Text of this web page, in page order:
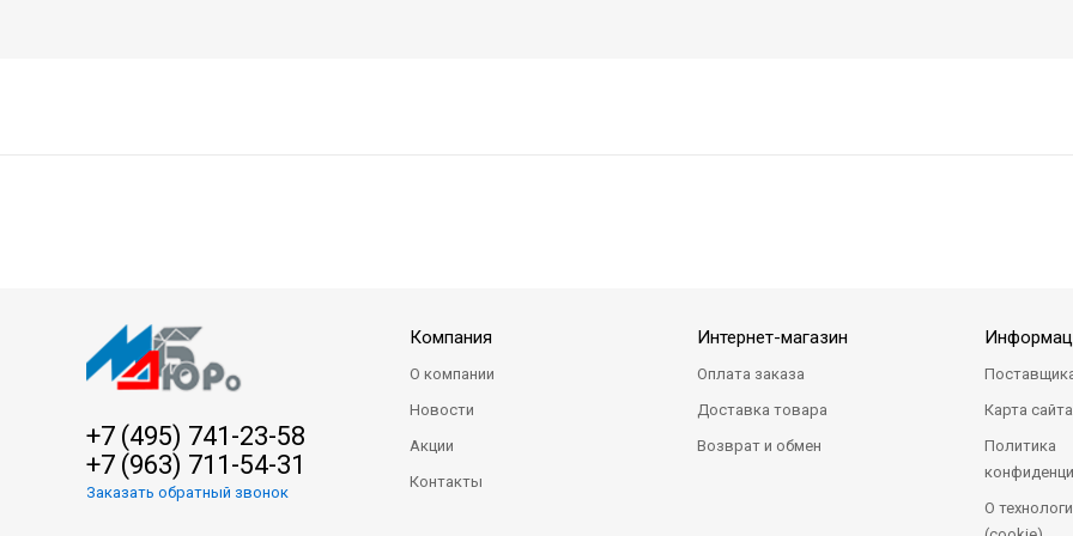
+7 (495) 741-23-58
+7 (963) 711-54-31
Заказать обратный звонок
Компания
О компании
Новости
Акции
Контакты
Интернет-магазин
Оплата заказа
Доставка товара
Возврат и обмен
Карта сайта
Политика
О